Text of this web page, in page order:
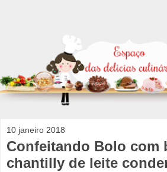
10 janeiro 2018
Confeitando Bolo com
chantilly de leite